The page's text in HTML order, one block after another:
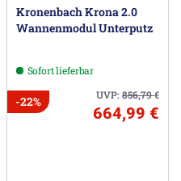
Kronenbach Krona 2.0
Wannenmodul Unterputz
Sofort lieferbar
UVP:856,79€
-22%
664,99 €